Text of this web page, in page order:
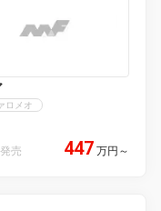
ロメオ
売 447 万円 ～